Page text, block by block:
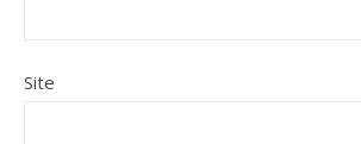
Site